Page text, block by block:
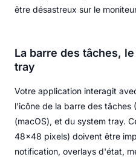
être désastreux sur le
La barre des tâches,
tray
Votre application interagit
l'icône de la barre des tâches
(macOS), et du system tray.
48x48 pixels) doivent être
notification, overlays d'état,